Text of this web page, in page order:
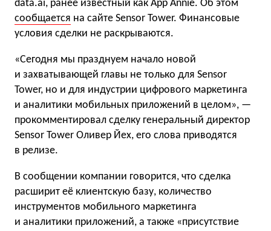
data.ai, ранее известный как App Annie. Об этом
сообщается на сайте Sensor Tower. Финансовые
условия сделки не раскрываются.
«Сегодня мы празднуем начало новой
и захватывающей главы не только для Sensor
Tower, но и для индустрии цифрового маркетинга
и аналитики мобильных приложений в целом», —
прокомментировал сделку генеральный директор
Sensor Tower Оливер Йех, его слова приводятся
в релизе.
В сообщении компании говорится, что сделка
расширит её клиентскую базу, количество
инструментов мобильного маркетинга
и аналитики приложений, а также «присутствие